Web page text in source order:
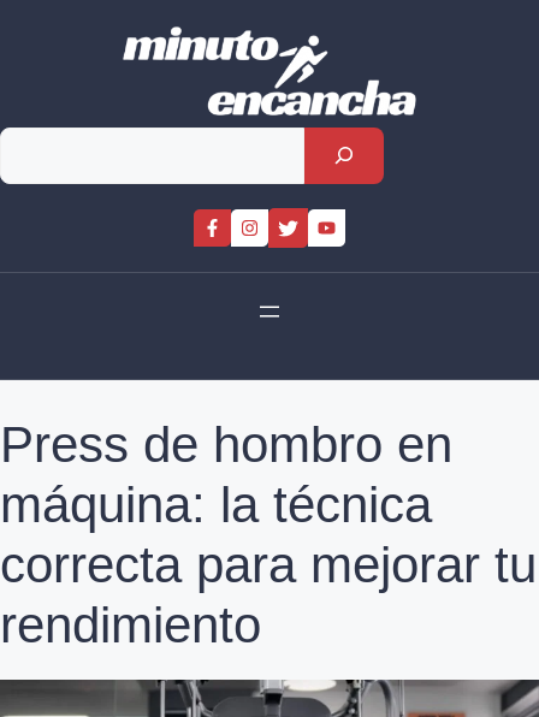
Rechercher
Press de hombro en
máquina: la técnica
correcta para mejorar tu
rendimiento